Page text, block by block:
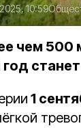
10:59
чем 500
1